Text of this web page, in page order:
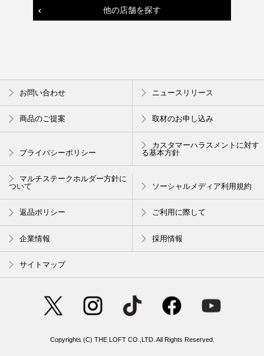
他の店舗を探す
お問い合わせ ニュースリリース
商品のご提案 取材のお申し込み
プライバシーポリシー
カスタマーハラスメントに対す
る基本方針
マルチステークホルダー方針に
ついて
ソーシャルメディア利用規約
返品ポリシー ご利用に際して
企業情報 採用情報
サイトマップ
Copyrights (C) THE LOFT CO.,LTD. All Rights Reserved.